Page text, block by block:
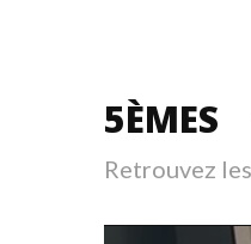
5ÈMES
Retrouvez